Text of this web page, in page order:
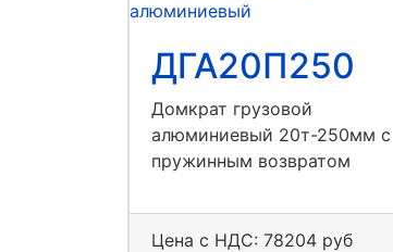
ДГА20П250
Домкрат грузовой
алюминиевый 20т-250мм с
пружинным возвратом
Цена с НДС: 78204 руб